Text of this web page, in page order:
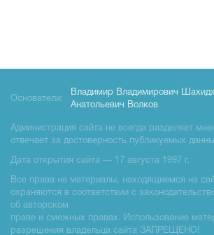
Основатели:
Владимир Владимирович
Анатольевич Волков
Администрация сайта не всегда разделяет
отвечает за достоверность публикуемых
Дата открытия сайта — 17 августа 1997 г.
Все права на материалы, находящиемся на
охраняются в соответствии с
об авторском
праве и смежных правах. Использование
разрешения владельца сайта ЗАПРЕЩЕНО!